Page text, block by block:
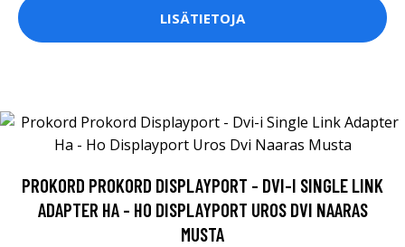
LISÄTIETOJA
PROKORD PROKORD DISPLAYPORT - DVI-I SINGLE LINK
ADAPTER HA - HO DISPLAYPORT UROS DVI NAARAS
MUSTA